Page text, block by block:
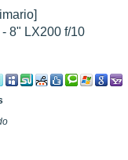
8" LX200 f/10